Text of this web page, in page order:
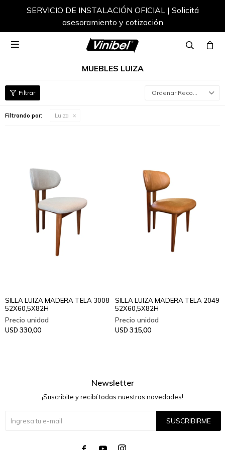
SERVICIO DE INSTALACIÓN OFICIAL | Solicitá
asesoramiento y cotización

MUEBLES LUIZA
Recomendados
Filtrando por: Luiza
SILLA LUIZA MADERA TELA 3008
52X60,5X82H
USD 330,00
SILLA LUIZA MADERA TELA 2049
52X60,5X82H
USD 315,00
Newsletter
¡Suscribite y recibí todas nuestras novedades!
SUSCRIBIRME
  